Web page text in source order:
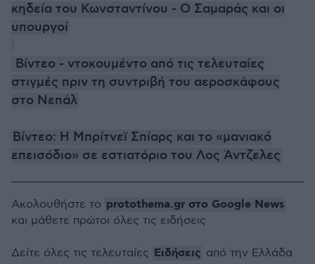
κηδεία του Κωνσταντίνου - Ο Σαμαράς και οι
υπουργοί
Βίντεο - ντοκουμέντο από τις τελευταίες
στιγμές πριν τη συντριβή του αεροσκάφους
στο Νεπάλ
Βίντεο: H Μπρίτνεϊ Σπίαρς και το «μανιακό
επεισόδιο» σε εστιατόριο του Λος Άντζελες
Ακολουθήστε το protothema.gr στο Google News
και μάθετε πρώτοι όλες τις ειδήσεις
Δείτε όλες τις τελευταίες Ειδήσεις από την Ελλάδα